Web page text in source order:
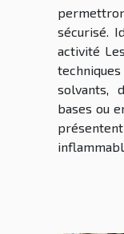
sécurisé.
activité
solvants,
bases ou